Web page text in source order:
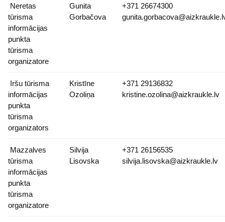
Neretas
tūrisma
informācijas
punkta
tūrisma
organizatore
Gunita
Gorbačova
+371 26674300
Iršu tūrisma
informācijas
punkta
tūrisma
organizators
Kristīne
Ozoliņa
+371 29136832
kristine.ozolina@aizkraukle.lv
Mazzalves
tūrisma
informācijas
punkta
tūrisma
organizatore
Silvija
Lisovska
+371 26156535
silvija.lisovska@aizkraukle.lv